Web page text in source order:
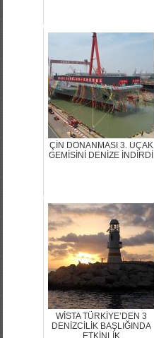
ÇİN DONANMASI 3. UÇAK
GEMİSİNİ DENİZE İNDİRDİ
WİSTA TÜRKİYE’DEN 3
DENİZCİLİK BAŞLIĞINDA
ETKİNLİK